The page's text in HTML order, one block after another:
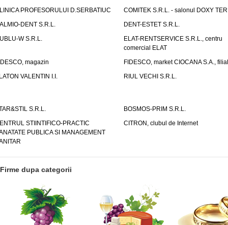
PROFESORULUI D.SERBATIUC
COMITEK S.R.L. - salonul DOXY
DENT S.R.L.
DENT-ESTET S.R.L.
W S.R.L.
ELAT-RENTSERVICE S.R.L., centru
comercial ELAT
magazin
FIDESCO, market CIOCANA S.A.,
VALENTIN I.I.
RIUL VECHI S.R.L.
S.R.L.
BOSMOS-PRIM S.R.L.
STIINTIFICO-PRACTIC
PUBLICA SI MANAGEMENT
CITRON, clubul de Internet
Firme dupa categorii